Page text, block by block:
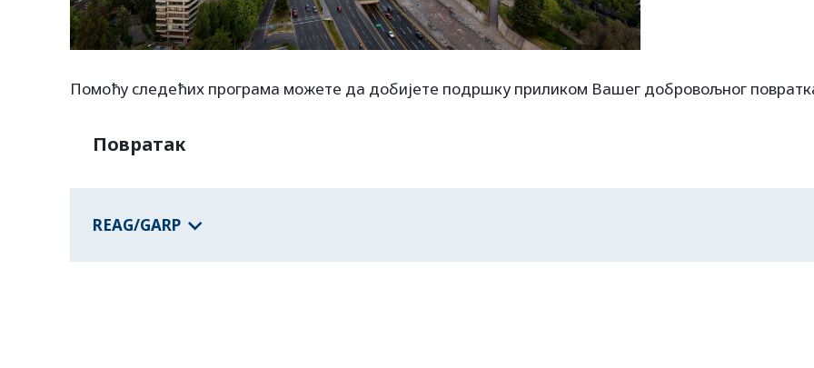
Помоћу следећих програма можете да добијете подршку приликом Вашег добровољног
Повратак
REAG/GARP